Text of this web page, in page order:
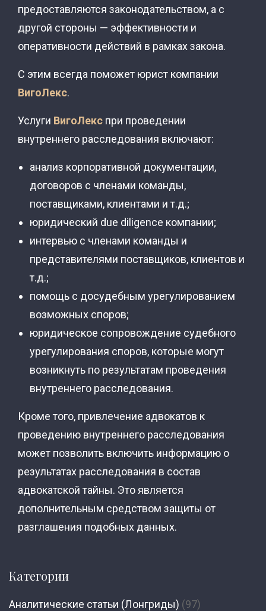
предоставляются законодательством, а с
другой стороны — эффективности и
оперативности действий в рамках закона.
С этим всегда поможет юрист компании
ВигоЛекс.
Услуги ВигоЛекс при проведении
внутреннего расследования включают:
анализ корпоративной документации,
договоров с членами команды,
поставщиками, клиентами и т.д.;
юридический due diligence компании;
интервью с членами команды и
представителями поставщиков, клиентов и
т.д.;
помощь с досудебным урегулированием
возможных споров;
юридическое сопровождение судебного
урегулирования споров, которые могут
возникнуть по результатам проведения
внутреннего расследования.
Кроме того, привлечение адвокатов к
проведению внутреннего расследования
может позволить включить информацию о
результатах расследования в состав
адвокатской тайны. Это является
дополнительным средством защиты от
разглашения подобных данных.
Категории
Аналитические статьи (Лонгриды) (97)